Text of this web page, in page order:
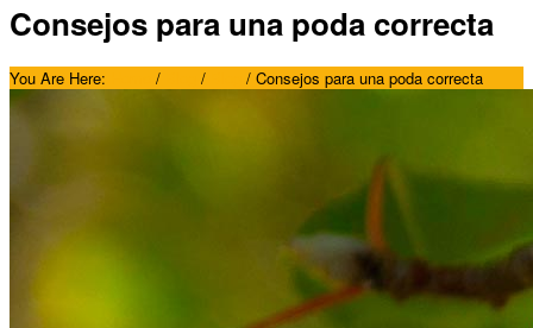
Consejos para una poda correcta
You Are Here: / / / Consejos para una poda correcta